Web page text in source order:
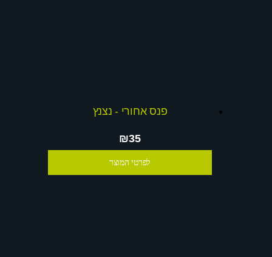
פנס אחורי - נצנץ
₪35
לפרטי המוצר